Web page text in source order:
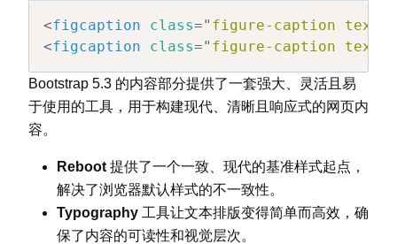
<figcaption class=" figure-caption text-
<figcaption class=" figure-caption text-
Bootstrap 5.3 的内容部分提供了一套强大、灵活且易
于使用的工具，用于构建现代、清晰且响应式的网页内
容。
Reboot 提供了一个一致、现代的基准样式起点，
解决了浏览器默认样式的不一致性。
Typography 工具让文本排版变得简单而高效，确
保了内容的可读性和视觉层次。